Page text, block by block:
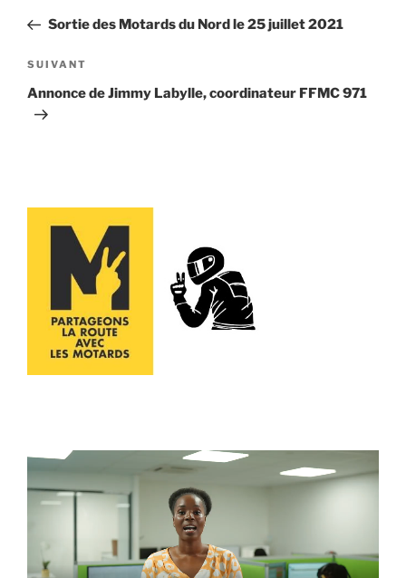
l’article
précédent
Sortie des Motards du Nord le 25 juillet 2021
Article
suivant
SUIVANT
Annonce de Jimmy Labylle, coordinateur FFMC 971